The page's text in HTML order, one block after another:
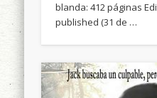
blanda: 412 páginas
published (31 de …